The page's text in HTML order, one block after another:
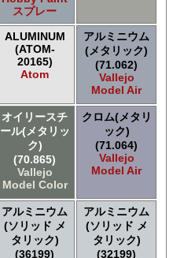
スプレー
ALUMINUM
(ATOM-
20165)
Atom
アルミニウム
(メタリック)
(71.062)
Vallejo
Model Air
オイリースチ
ール(メタリッ
ク)
(70.865)
Vallejo
Model Color
クロム(メタリ
ック)
(71.064)
Vallejo
Model Air
アルミニウム
(ソリッド メ
タリック)
(36199)
アルミニウム
(ソリッド メ
タリック)
(32199)